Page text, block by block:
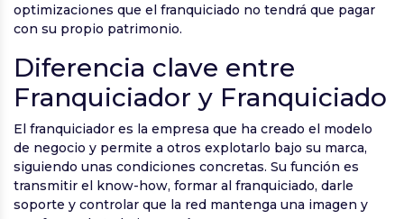
optimizaciones que el franquiciado no tendrá que pagar
con su propio patrimonio.
Diferencia clave entre
Franquiciador y Franquiciado
El franquiciador es la empresa que ha creado el modelo
de negocio y permite a otros explotarlo bajo su marca,
siguiendo unas condiciones concretas. Su función es
transmitir el know-how, formar al franquiciado, darle
soporte y controlar que la red mantenga una imagen y